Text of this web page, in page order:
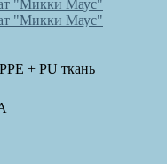
+ PU ткань